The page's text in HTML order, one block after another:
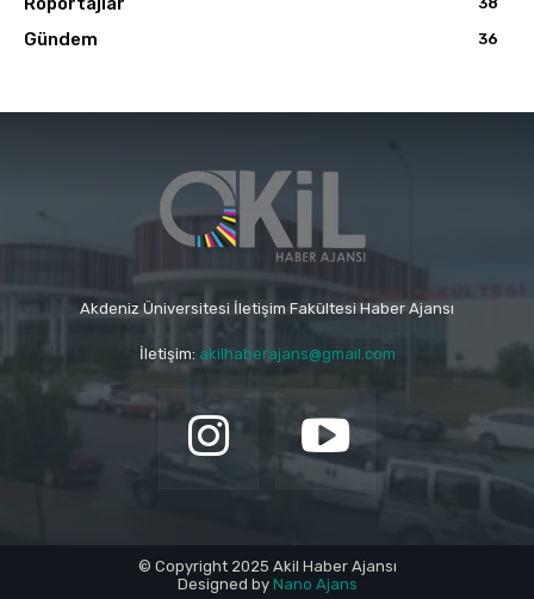
Gündem 36
Akdeniz Üniversitesi İletişim Fakültesi Haber Ajansı
İletişim: akilhaberajans@gmail.com
© Copyright 2025 Akil Haber Ajansı
Designed by Nano Ajans